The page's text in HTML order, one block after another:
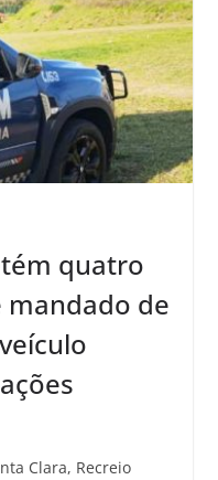
quatro
de
Clara, Recreio